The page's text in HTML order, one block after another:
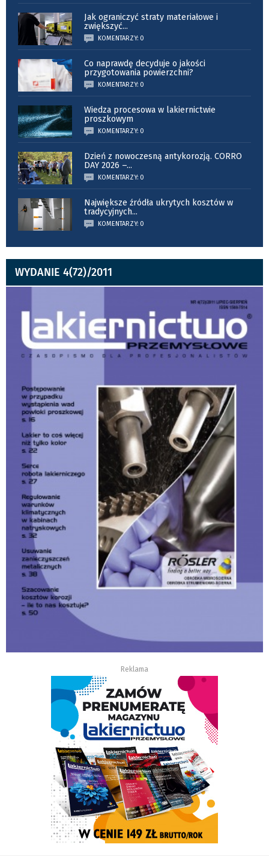
Jak ograniczyć straty materiałowe i
zwiększyć...
KOMENTARZY: 0
Co naprawdę decyduje o jakości
przygotowania powierzchni?
KOMENTARZY: 0
Wiedza procesowa w lakiernictwie
proszkowym
KOMENTARZY: 0
Dzień z nowoczesną antykorozją. CORRO
DAY 2026 –...
KOMENTARZY: 0
Największe źródła ukrytych kosztów w
tradycyjnych...
KOMENTARZY: 0
WYDANIE 4(72)/2011
Reklama